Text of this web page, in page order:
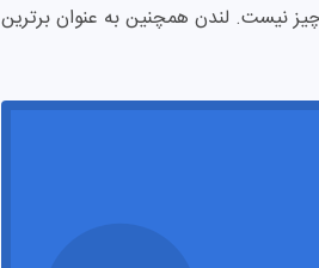
نیست. لندن همچنین به عنوان برترین